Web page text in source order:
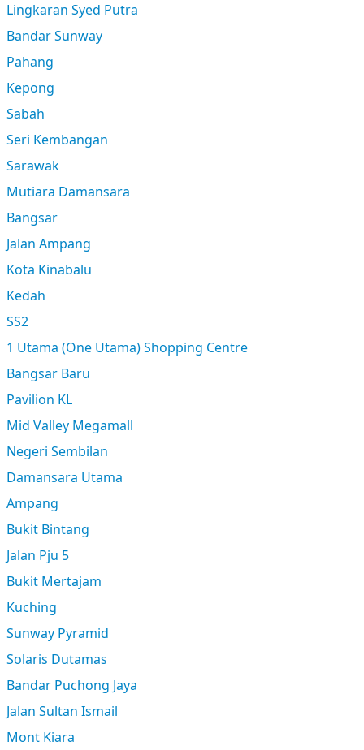
Lingkaran Syed Putra
Bandar Sunway
Pahang
Kepong
Sabah
Seri Kembangan
Sarawak
Mutiara Damansara
Bangsar
Jalan Ampang
Kota Kinabalu
Kedah
SS2
1 Utama (One Utama) Shopping Centre
Bangsar Baru
Pavilion KL
Mid Valley Megamall
Negeri Sembilan
Damansara Utama
Ampang
Bukit Bintang
Jalan Pju 5
Bukit Mertajam
Kuching
Sunway Pyramid
Solaris Dutamas
Bandar Puchong Jaya
Jalan Sultan Ismail
Mont Kiara